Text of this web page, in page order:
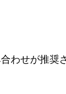
わせが推奨